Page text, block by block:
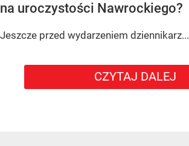
na uroczystości Nawrockiego?
Jeszcze przed wydarzeniem dziennikarz...
CZYTAJ DALEJ